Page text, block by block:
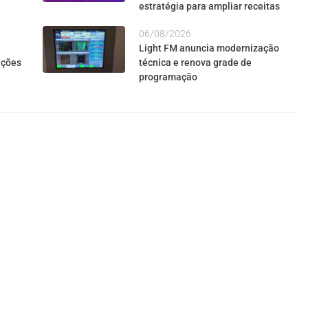
estratégia para ampliar receitas
06/08/2026
Light FM anuncia modernização
técnica e renova grade de
programação